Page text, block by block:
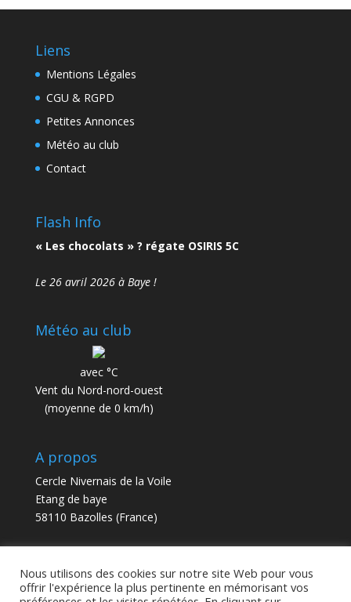
Liens
Mentions Légales
CGU & RGPD
Petites Annonces
Météo au club
Contact
Flash Info
« Les chocolats » ? régate OSIRIS 5C
Le 26 avril 2026 à Baye !
Météo au club
avec °C
Vent du Nord-nord-ouest
(moyenne de 0 km/h)
A propos
Cercle Nivernais de la Voile
Etang de baye
58110 Bazolles (France)
Nous utilisons des cookies sur notre site Web pour vous
offrir l'expérience la plus pertinente en mémorisant vos